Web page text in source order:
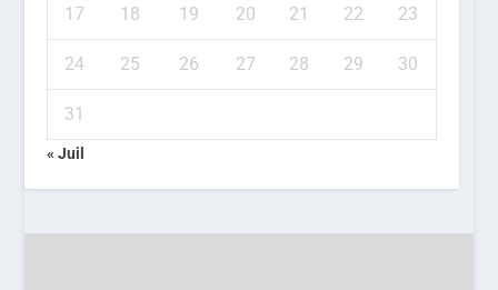
17 18 19 20 21 22 23
24 25 26 27 28 29 30
31
« Juil